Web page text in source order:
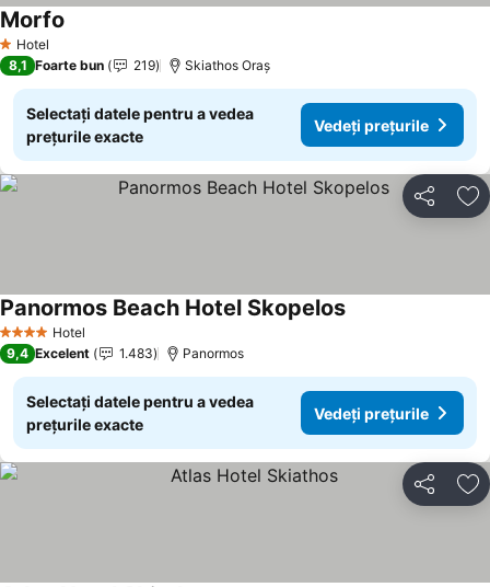
1 Stele
Hotel
Morfo
8,1 Foarte bun 219 Skiathos Oraș
Selectați datele pentru a vedea
prețurile exacte
Vedeți prețurile
Distribuiți
4 Stele Hotel
Panormos Beach Hotel Skopelos
9,4 Excelent 1.483 Panormos
Selectați datele pentru a vedea
prețurile exacte
Vedeți prețurile
Distribuiți